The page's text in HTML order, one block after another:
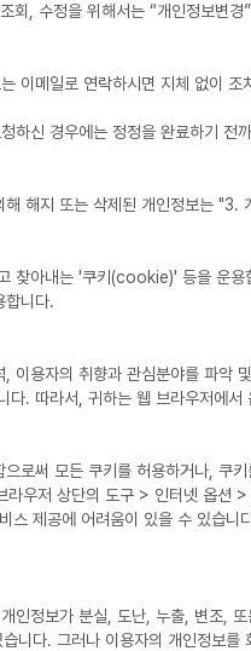
회, 수정을 위해서는 “개인정보변
이메일로 연락하시면 지체 없이 조
하신 경우에는 정정을 완료하기
해지 또는 삭제된 개인정보는
찾아내는 '쿠키(cookie)' 등을 운
합니다.
이용자의 취향과 관심분야를 파
다. 따라서, 귀하는 웹 브라우저에
로써 모든 쿠키를 허용하거나, 쿠
우저 상단의 도구 > 인터넷 옵션 >
스 제공에 어려움이 있을 수 있습니
인정보가 분실, 도난, 누출, 변조,
니다. 그러나 이용자의 개인정보